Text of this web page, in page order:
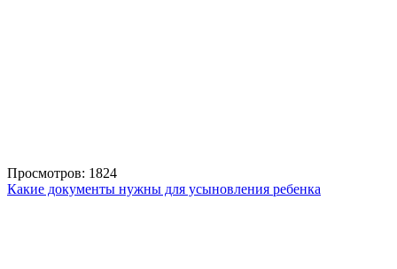
Просмотров: 1824
Какие документы нужны для усыновления ребенка